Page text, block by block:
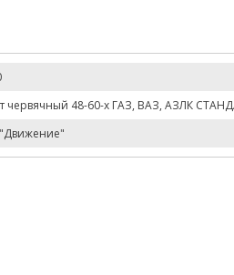
червячный 48-60-х ГАЗ, ВАЗ, АЗЛК